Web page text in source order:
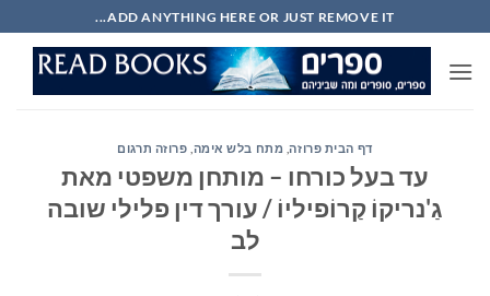
to
content
ADD ANYTHING HERE OR JUST REMOVE IT...
דף הבית פרוזה, מתח בלש אימה פרוזה תרגום
עד בעל כורחו – מותחן משפטי מאת
גַ'נריקוֹ קַרוֹפיליוֹ / עורך דין פלילי שובה
לב